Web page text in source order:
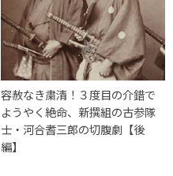
容赦なき粛清！３度目の介錯で
ようやく絶命、新撰組の古参隊
士・河合耆三郎の切腹劇【後
編】